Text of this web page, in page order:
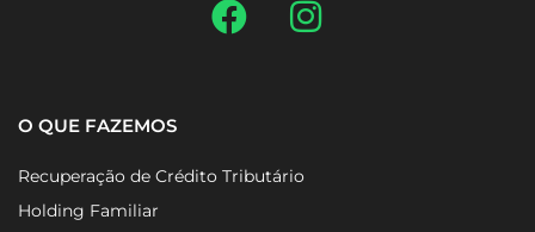
O QUE FAZEMOS
Recuperação de Crédito Tributário
Holding Familiar